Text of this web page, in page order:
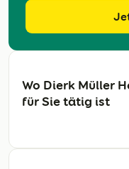
Wo Dierk Müller
für Sie tätig ist